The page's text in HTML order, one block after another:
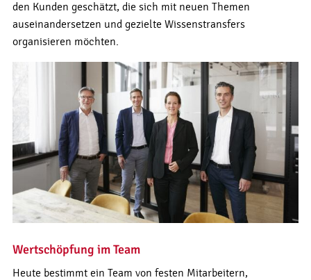
den Kunden geschätzt, die sich mit neuen Themen
auseinandersetzen und gezielte Wissenstransfers
organisieren möchten.
Wertschöpfung im Team
Heute bestimmt ein Team von festen Mitarbeitern,